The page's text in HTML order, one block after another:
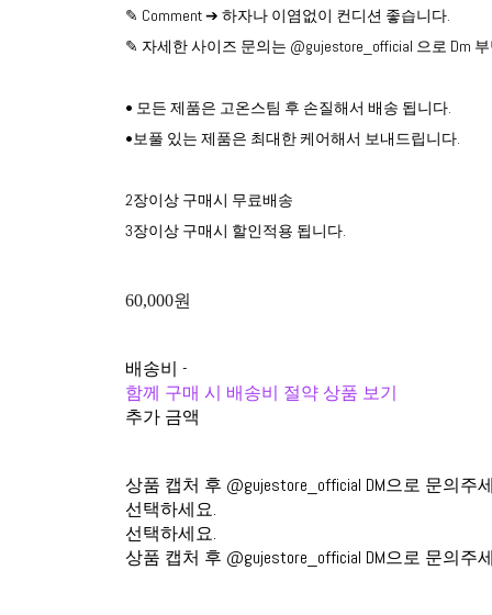
✎ Comment ➔ 하자나 이염없이 컨디션 좋습니다.
✎ 자세한 사이즈 문의는 @gujestore_official 으로 Dm
• 모든 제품은 고온스팀 후 손질해서 배송 됩니다.
•보풀 있는 제품은 최대한 케어해서 보내드립니다.
2장이상 구매시 무료배송
3장이상 구매시 할인적용 됩니다.
60,000원
배송비-
함께 구매 시 배송비 절약 상품 보기
추가 금액
상품 캡처 후 @gujestore_official DM으로 문의주
선택하세요.
선택하세요.
상품 캡처 후 @gujestore_official DM으로 문의주